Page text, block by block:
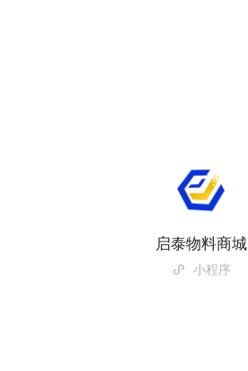
启泰物料商城
小程序